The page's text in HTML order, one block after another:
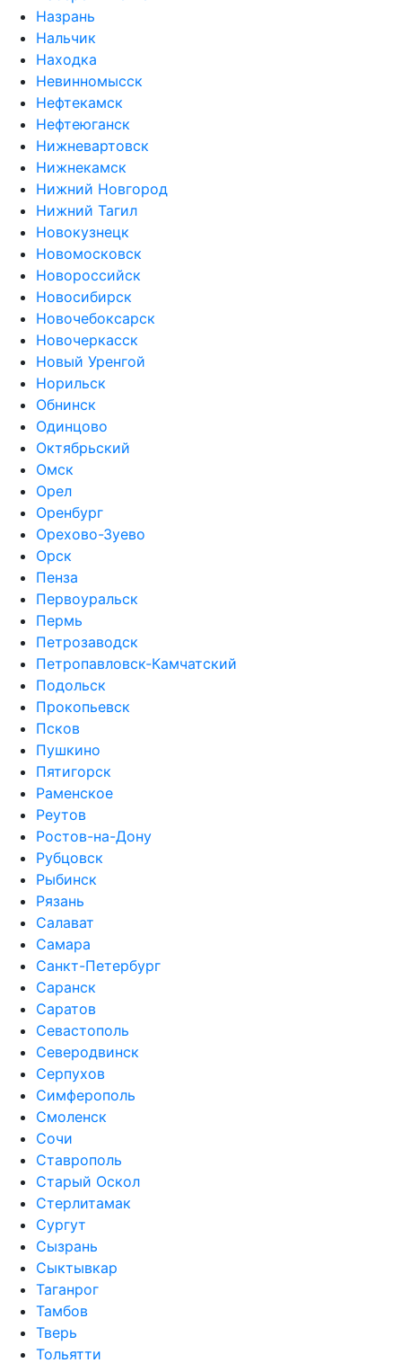
Назрань
Нальчик
Находка
Невинномысск
Нефтекамск
Нефтеюганск
Нижневартовск
Нижнекамск
Нижний Новгород
Нижний Тагил
Новокузнецк
Новомосковск
Новороссийск
Новосибирск
Новочебоксарск
Новочеркасск
Новый Уренгой
Норильск
Обнинск
Одинцово
Октябрьский
Омск
Орел
Оренбург
Орехово-Зуево
Орск
Пенза
Первоуральск
Пермь
Петрозаводск
Петропавловск-Камчатский
Подольск
Прокопьевск
Псков
Пушкино
Пятигорск
Раменское
Реутов
Ростов-на-Дону
Рубцовск
Рыбинск
Рязань
Салават
Самара
Санкт-Петербург
Саранск
Саратов
Севастополь
Северодвинск
Серпухов
Симферополь
Смоленск
Сочи
Ставрополь
Старый Оскол
Стерлитамак
Сургут
Сызрань
Сыктывкар
Таганрог
Тамбов
Тверь
Тольятти